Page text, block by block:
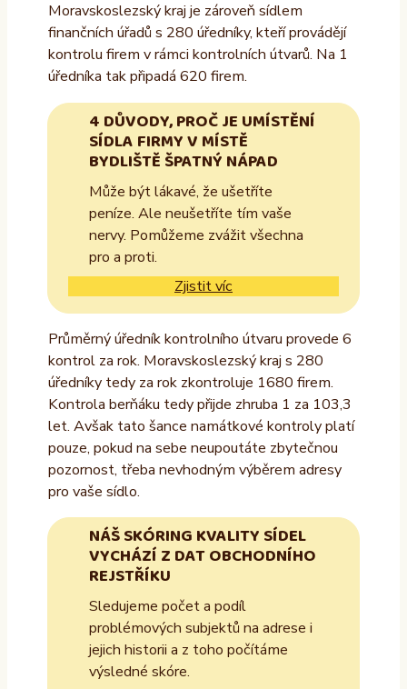
Moravskoslezský kraj je zároveň sídlem
finančních úřadů s 280 úředníky, kteří provádějí
kontrolu firem v rámci kontrolních útvarů. Na 1
úředníka tak připadá 620 firem.
4 DŮVODY, PROČ JE UMÍSTĚNÍ
SÍDLA FIRMY V MÍSTĚ
BYDLIŠTĚ ŠPATNÝ NÁPAD
Může být lákavé, že ušetříte
peníze. Ale neušetříte tím vaše
nervy. Pomůžeme zvážit všechna
pro a proti.
Zjistit víc
Průměrný úředník kontrolního útvaru provede 6
kontrol za rok. Moravskoslezský kraj s 280
úředníky tedy za rok zkontroluje 1680 firem.
Kontrola berňáku tedy přijde zhruba 1 za 103,3
let. Avšak tato šance namátkové kontroly platí
pouze, pokud na sebe neupoutáte zbytečnou
pozornost, třeba nevhodným výběrem adresy
pro vaše sídlo.
NÁŠ SKÓRING KVALITY SÍDEL
VYCHÁZÍ Z DAT OBCHODNÍHO
REJSTŘÍKU
Sledujeme počet a podíl
problémových subjektů na adrese i
jejich historii a z toho počítáme
výsledné skóre.